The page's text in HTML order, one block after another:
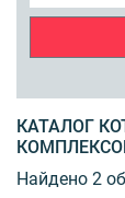
КАТАЛОГ
Найдено 2